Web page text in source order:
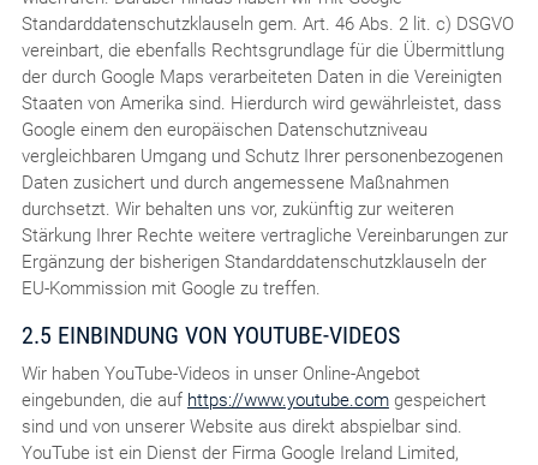
Standarddatenschutzklauseln gem. Art. 46 Abs. 2 lit. c) DSGVO
vereinbart, die ebenfalls Rechtsgrundlage für die Übermittlung
der durch Google Maps verarbeiteten Daten in die Vereinigten
Staaten von Amerika sind. Hierdurch wird gewährleistet, dass
Google einem den europäischen Datenschutzniveau
vergleichbaren Umgang und Schutz Ihrer personenbezogenen
Daten zusichert und durch angemessene Maßnahmen
durchsetzt. Wir behalten uns vor, zukünftig zur weiteren
Stärkung Ihrer Rechte weitere vertragliche Vereinbarungen zur
Ergänzung der bisherigen Standarddatenschutzklauseln der
EU-Kommission mit Google zu treffen.
2.5 EINBINDUNG VON YOUTUBE-VIDEOS
Wir haben YouTube-Videos in unser Online-Angebot
eingebunden, die auf https://www.youtube.comgespeichert
sind und von unserer Website aus direkt abspielbar sind.
YouTube ist ein Dienst der Firma Google Ireland Limited,